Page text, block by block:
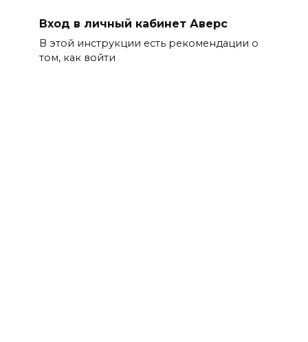
Вход в личный кабинет Аверс
В этой инструкции есть рекомендации о
том, как войти